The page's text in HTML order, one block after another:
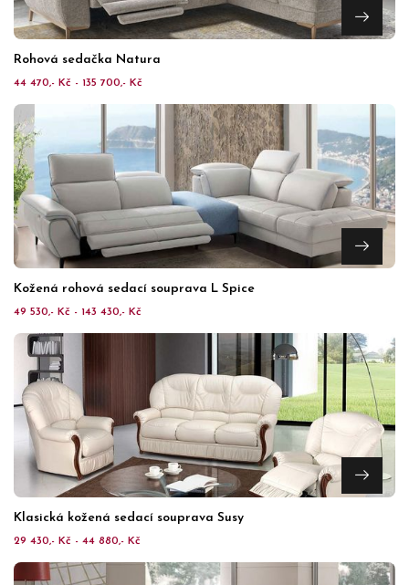
Rohová sedačka Natura
44 470,- Kč - 135 700,- Kč
Kožená rohová sedací souprava L Spice
49 530,- Kč - 143 430,- Kč
Klasická kožená sedací souprava Susy
29 430,- Kč - 44 880,- Kč